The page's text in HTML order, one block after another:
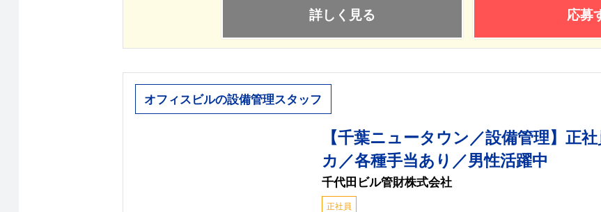
詳しく見る 応募
オフィスビルの設備管理スタッフ
【千葉ニュータウン／設備管理】正
カ／各種手当あり／男性活躍中
千代田ビル管財株式会社
正社員